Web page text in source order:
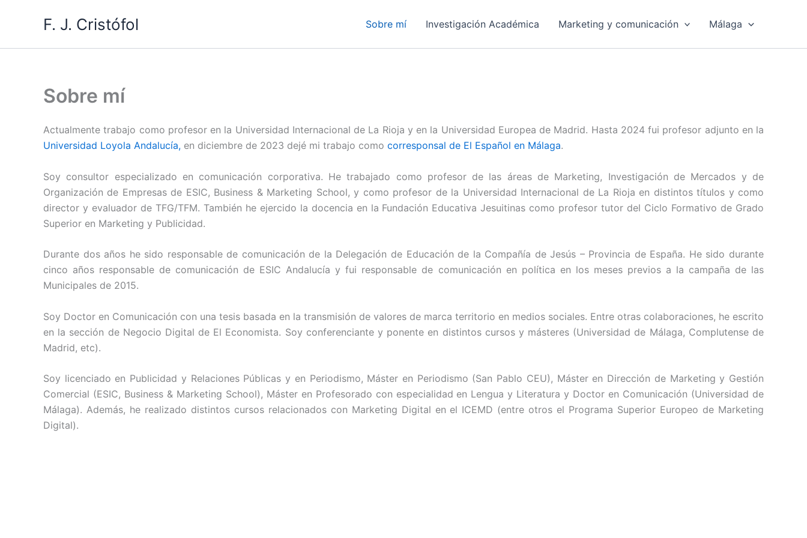
F. J. Cristófol Sobre mí Investigación Académica Marketing y comunicación Málaga
Sobre mí
Actualmente trabajo como profesor en la Universidad Internacional de La Rioja y en la Universidad Europea de Madrid. Hasta 2024 fui profesor adjunto en la
Universidad Loyola Andalucía, en diciembre de 2023 dejé mi trabajo como corresponsal de El Español en Málaga.
Soy consultor especializado en comunicación corporativa. He trabajado como profesor de las áreas de Marketing, Investigación de Mercados y de
Organización de Empresas de ESIC, Business & Marketing School, y como profesor de la Universidad Internacional de La Rioja en distintos títulos y como
director y evaluador de TFG/TFM. También he ejercido la docencia en la Fundación Educativa Jesuitinas como profesor tutor del Ciclo Formativo de Grado
Superior en Marketing y Publicidad.
Durante dos años he sido responsable de comunicación de la Delegación de Educación de la Compañía de Jesús – Provincia de España. He sido durante
cinco años responsable de comunicación de ESIC Andalucía y fui responsable de comunicación en política en los meses previos a la campaña de las
Municipales de 2015.
Soy Doctor en Comunicación con una tesis basada en la transmisión de valores de marca territorio en medios sociales. Entre otras colaboraciones, he escrito
en la sección de Negocio Digital de El Economista. Soy conferenciante y ponente en distintos cursos y másteres (Universidad de Málaga, Complutense de
Madrid, etc).
Soy licenciado en Publicidad y Relaciones Públicas y en Periodismo, Máster en Periodismo (San Pablo CEU), Máster en Dirección de Marketing y Gestión
Comercial (ESIC, Business & Marketing School), Máster en Profesorado con especialidad en Lengua y Literatura y Doctor en Comunicación (Universidad de
Málaga). Además, he realizado distintos cursos relacionados con Marketing Digital en el ICEMD (entre otros el Programa Superior Europeo de Marketing
Digital).